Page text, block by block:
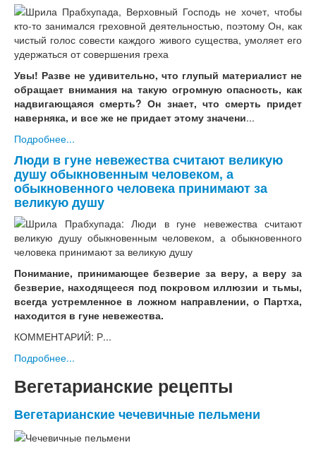
Увы! Разве не удивительно, что глупый материалист не
обращает внимания на такую огромную опасность, как
надвигающаяся смерть? Он знает, что смерть придет
наверняка, и все же не придает этому значени...
Подробнее...
Люди в гуне невежества считают великую
душу обыкновенным человеком, а
обыкновенного человека принимают за
великую душу
Понимание, принимающее безверие за веру, а веру за
безверие, находящееся под покровом иллюзии и тьмы,
всегда устремленное в ложном направлении, о Партха,
находится в гуне невежества.
КОММЕНТАРИЙ: Р...
Подробнее...
Вегетарианские рецепты
Вегетарианские чечевичные пельмени